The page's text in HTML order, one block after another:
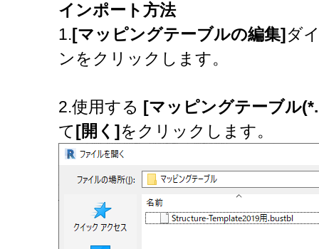
インポート方法
1.[マッピングテーブルの編集]ダ
ンをクリックします。
2.使用する [マッピングテーブル
て[開く]をクリックします。